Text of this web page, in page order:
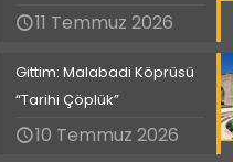
11 Temmuz 2026
Gittim: Malabadi Köprüsü
“Tarihi Çöplük”
10 Temmuz 2026